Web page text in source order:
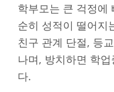
학부모는 큰 걱정에
순히 성적이 떨어지
친구 관계 단절, 등
나며, 방치하면 학
다.